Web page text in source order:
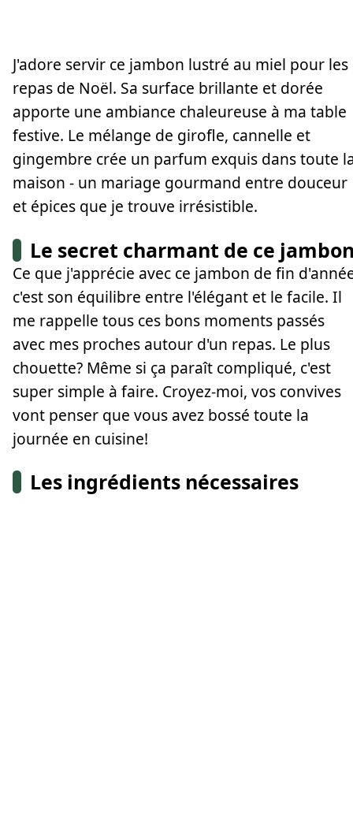
J'adore servir ce jambon lustré au miel pour les
repas de Noël. Sa surface brillante et dorée
apporte une ambiance chaleureuse à ma table
festive. Le mélange de girofle, cannelle et
gingembre crée un parfum exquis dans toute
maison - un mariage gourmand entre douceur
et épices que je trouve irrésistible.
Le secret charmant de ce
Ce que j'apprécie avec ce jambon de fin
c'est son équilibre entre l'élégant et le facile. Il
me rappelle tous ces bons moments passés
avec mes proches autour d'un repas. Le plus
chouette? Même si ça paraît compliqué, c'est
super simple à faire. Croyez-moi, vos convives
vont penser que vous avez bossé toute la
journée en cuisine!
Les ingrédients nécessaires